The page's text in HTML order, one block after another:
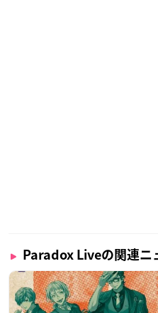
Paradox Liveの関連ニ